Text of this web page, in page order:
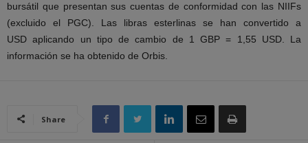
bursátil que presentan sus cuentas de conformidad con las NIIFs
(excluido el PGC). Las libras esterlinas se han convertido a
USD aplicando un tipo de cambio de 1 GBP = 1,55 USD. La
información se ha obtenido de Orbis.
Share